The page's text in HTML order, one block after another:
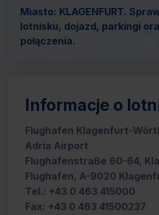
Miasto: KLAGENFURT.
lotnisku, dojazd, parkingi
połączenia.
Informacje o
Flughafen Klagenfurt-
Adria Airport
Flughafenstraße 60-64,
Flughafen, A-9020
Tel.: +43 0 463 415000
Fax: +43 0 463 41500237